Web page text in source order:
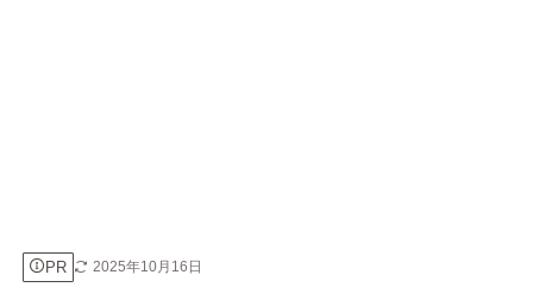
PR 2025年10月16日